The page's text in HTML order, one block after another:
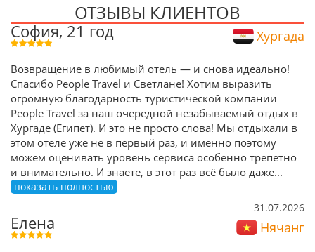
ОТЗЫВЫ КЛИЕНТОВ
София, 21 год Хургада
Возвращение в любимый отель — и снова идеально!
Спасибо People Travel и Светлане! Хотим выразить
огромную благодарность туристической компании
People Travel за наш очередной незабываемый отдых в
Хургаде (Египет). И это не просто слова! Мы отдыхали в
этом отеле уже не в первый раз, и именно поэтому
можем оценивать уровень сервиса особенно трепетно
и внимательно. И знаете, в этот раз всё было даже...
показать полностью
31.07.2026
Елена Нячанг